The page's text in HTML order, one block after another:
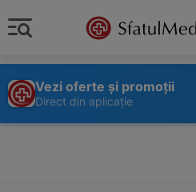
Vezi oferte și promoții
Direct din aplicație